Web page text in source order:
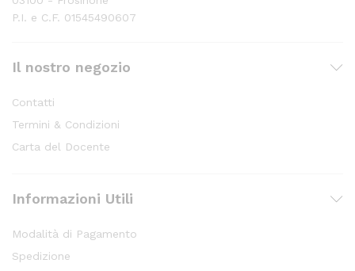
P.I. e C.F. 01545490607
Il nostro negozio
Contatti
Termini & Condizioni
Carta del Docente
Informazioni Utili
Modalità di Pagamento
Spedizione